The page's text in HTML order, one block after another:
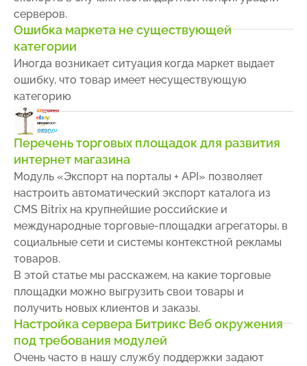
серверов.
Ошибка маркета не существующей
категории
Иногда возникает ситуация когда маркет выдает
ошибку, что товар имеет несуществующую
категорию
Перечень торговых площадок для развития
интернет магазина
Модуль «Экспорт на порталы + API» позволяет
настроить автоматический экспорт каталога из
CMS Bitrix на крупнейшие российские и
международные торговые-площадки агрегаторы, в
социальные сети и системы контекстной рекламы
товаров.
В этой статье мы расскажем, на какие торговые
площадки можно выгрузить свои товары и
получить новых клиентов и заказы.
Настройка сервера Битрикс Веб окружения
под требования модулей
Очень часто в нашу службу поддержки задают